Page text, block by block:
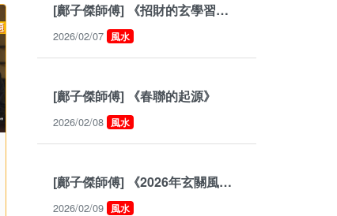
[鄺子傑師傅] 《招財的玄學習慣》
2026/02/07 風水
[鄺子傑師傅] 《春聯的起源》
2026/02/08 風水
[鄺子傑師傅] 《2026年玄關風水要謹慎》
2026/02/09 風水